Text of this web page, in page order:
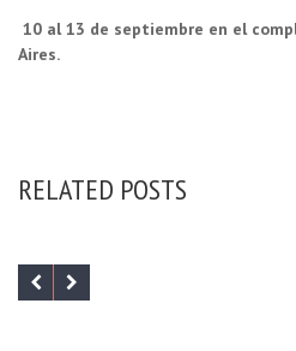
10 al 13 de septiembre en el
Aires.
RELATED POSTS